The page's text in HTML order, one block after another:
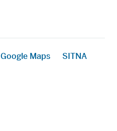
Google Maps SITNA